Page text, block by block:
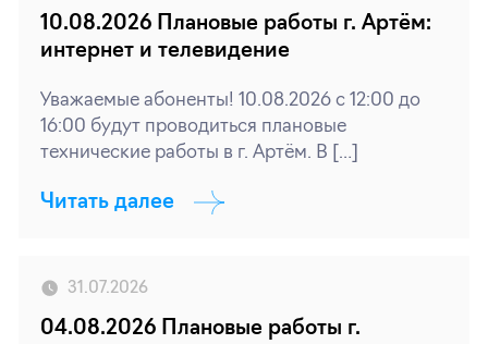
10.08.2026 Плановые работы г. Артём:
интернет и телевидение
Уважаемые абоненты! 10.08.2026 с 12:00 до
16:00 будут проводиться плановые
технические работы в г. Артём. В […]
Читать далее
31.07.2026
04.08.2026 Плановые работы г.